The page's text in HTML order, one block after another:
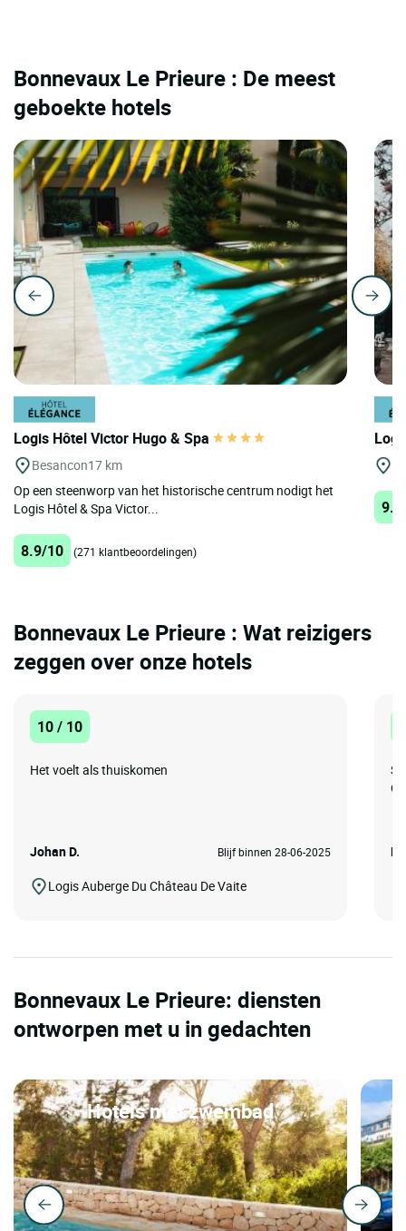
Bonnevaux Le Prieure : De meest
geboekte hotels
Logis Hôtel Victor Hugo & Spa
Besancon17 km
Op een steenworp van het historische centrum nodigt het
Logis Hôtel & Spa Victor...
8.9/10 (271 klantbeoordelingen)
Bonnevaux Le Prieure : Wat reizigers
zeggen over onze hotels
10 / 10
Het voelt als thuiskomen
Johan D. Blijf binnen 28-06-2025
Logis Auberge Du Château De Vaite
Bonnevaux Le Prieure: diensten
ontworpen met u in gedachten
Hotels met zwembad